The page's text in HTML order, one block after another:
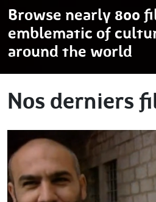
Browse nearly 800
emblematic of
around the world
Nos derniers